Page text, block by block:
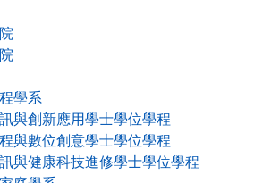
學系
與創新應用學士學位學程
與數位創意學士學位學程
與健康科技進修學士學位學程